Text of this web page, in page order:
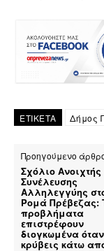
ΕΤΙΚΕΤΑ Δήμος
Προηγούμενο
Σχόλιο Ανοιχτής
Συνέλευσης
Αλληλεγγύης
Ρομά Πρέβεζας:
προβλήματα
επιστρέφουν
διογκωμένα
κρύβεις κάτω